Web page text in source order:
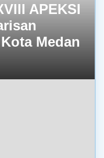
APEKSI
Medan